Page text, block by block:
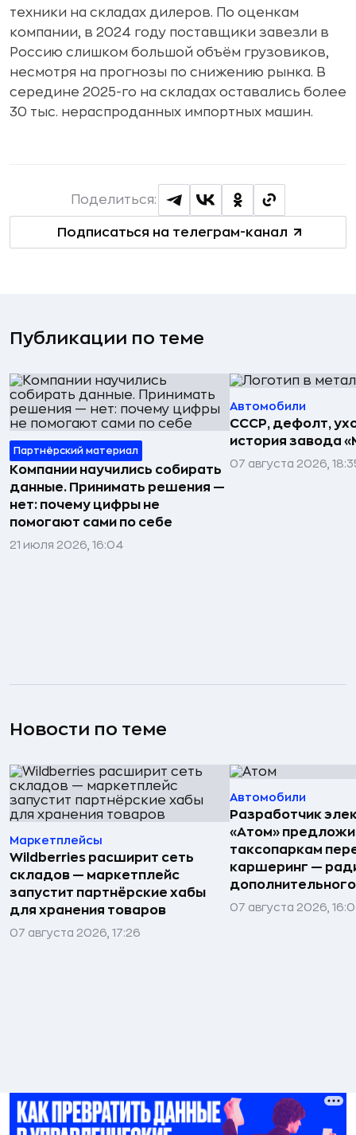
техники на складах дилеров. По оценкам
компании, в 2024 году поставщики завезли в
Россию слишком большой объём грузовиков,
несмотря на прогнозы по снижению рынка. В
середине 2025-го на складах оставались более
30 тыс. нераспроданных импортных машин.
Подписаться на телеграм-канал
Поделиться:
Публикации по теме
Партнёрский материал
Компании научились собирать
данные. Принимать решения —
нет: почему цифры не
помогают сами по себе
21 июля 2026, 16:04
Автомобили
СССР, дефолт,
история завода
07 августа 2026,
Новости по теме
Маркетплейсы
Wildberries расширит сеть
складов — маркетплейс
запустит партнёрские хабы
для хранения товаров
07 августа 2026, 17:26
Автомобили
Разработчик
«Атом»
таксопаркам
каршеринг —
07 августа 2026,